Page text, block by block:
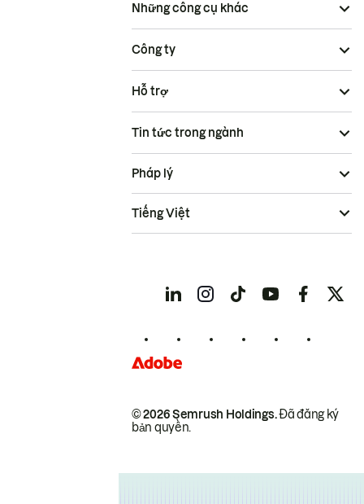
Những công cụ khác
Công ty
Hỗ trợ
Tin tức trong ngành
© 2026 Semrush Holdings.Đã đăng ký
bản quyền.
Pháp lý
Tiếng Việt